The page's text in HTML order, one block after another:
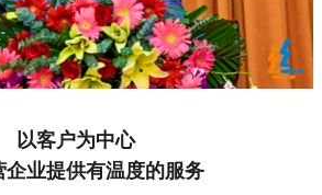
以客户为中心
企业提供有温度的服务